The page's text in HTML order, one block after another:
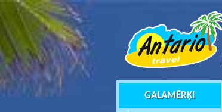
GALAMĒRĶI